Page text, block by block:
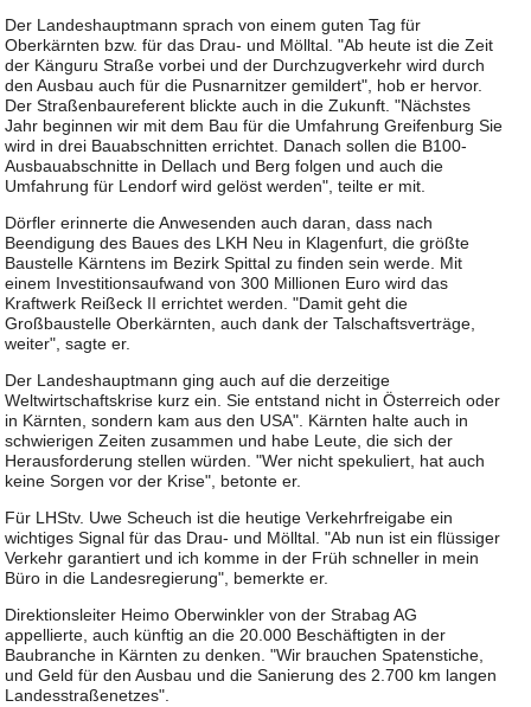
Der Landeshauptmann sprach von einem guten Tag für
Oberkärnten bzw. für das Drau- und Mölltal. "Ab heute ist die Zeit
der Känguru Straße vorbei und der Durchzugverkehr wird durch
den Ausbau auch für die Pusnarnitzer gemildert", hob er hervor.
Der Straßenbaureferent blickte auch in die Zukunft. "Nächstes
Jahr beginnen wir mit dem Bau für die Umfahrung Greifenburg Sie
wird in drei Bauabschnitten errichtet. Danach sollen die B100-
Ausbauabschnitte in Dellach und Berg folgen und auch die
Umfahrung für Lendorf wird gelöst werden", teilte er mit.
Dörfler erinnerte die Anwesenden auch daran, dass nach
Beendigung des Baues des LKH Neu in Klagenfurt, die größte
Baustelle Kärntens im Bezirk Spittal zu finden sein werde. Mit
einem Investitionsaufwand von 300 Millionen Euro wird das
Kraftwerk Reißeck II errichtet werden. "Damit geht die
Großbaustelle Oberkärnten, auch dank der Talschaftsverträge,
weiter", sagte er.
Der Landeshauptmann ging auch auf die derzeitige
Weltwirtschaftskrise kurz ein. Sie entstand nicht in Österreich oder
in Kärnten, sondern kam aus den USA". Kärnten halte auch in
schwierigen Zeiten zusammen und habe Leute, die sich der
Herausforderung stellen würden. "Wer nicht spekuliert, hat auch
keine Sorgen vor der Krise", betonte er.
Für LHStv. Uwe Scheuch ist die heutige Verkehrfreigabe ein
wichtiges Signal für das Drau- und Mölltal. "Ab nun ist ein flüssiger
Verkehr garantiert und ich komme in der Früh schneller in mein
Büro in die Landesregierung", bemerkte er.
Direktionsleiter Heimo Oberwinkler von der Strabag AG
appellierte, auch künftig an die 20.000 Beschäftigten in der
Baubranche in Kärnten zu denken. "Wir brauchen Spatenstiche,
und Geld für den Ausbau und die Sanierung des 2.700 km langen
Landesstraßenetzes".